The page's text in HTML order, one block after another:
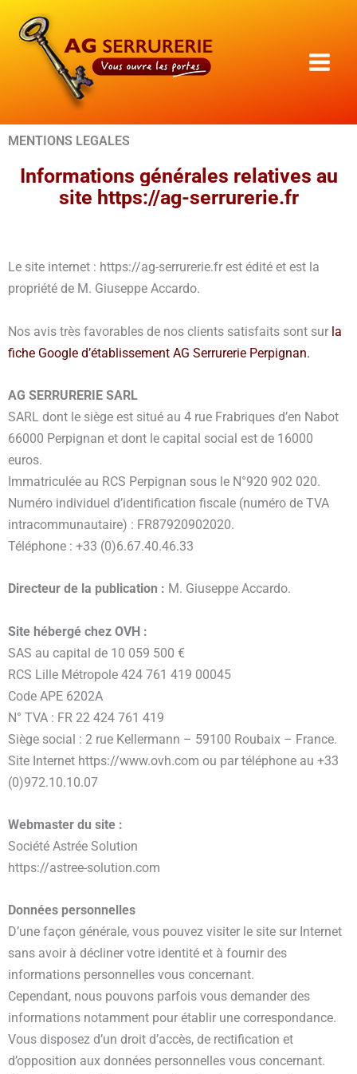
contenu
MENTIONS LEGALES
Informations générales relatives au
site https://ag-serrurerie.fr
Le site internet : https://ag-serrurerie.fr est édité et est la
propriété de M. Giuseppe Accardo.
Nos avis très favorables de nos clients satisfaits sont sur la
fiche Google d’établissement AG Serrurerie Perpignan.
AG SERRURERIE SARL
SARL dont le siège est situé au 4 rue Frabriques d’en Nabot
66000 Perpignan et dont le capital social est de 16000
euros.
Immatriculée au RCS Perpignan sous le N°920 902 020.
Numéro individuel d’identification fiscale (numéro de TVA
intracommunautaire) : FR87920902020.
Téléphone : +33 (0)6.67.40.46.33
Directeur de la publication : M. Giuseppe Accardo.
Site hébergé chez OVH :
SAS au capital de 10 059 500 €
RCS Lille Métropole 424 761 419 00045
Code APE 6202A
N° TVA : FR 22 424 761 419
Siège social : 2 rue Kellermann – 59100 Roubaix – France.
Site Internet https://www.ovh.com ou par téléphone au +33
(0)972.10.10.07
Webmaster du site :
Société Astrée Solution
https://astree-solution.com
Données personnelles
D’une façon générale, vous pouvez visiter le site sur Internet
sans avoir à décliner votre identité et à fournir des
informations personnelles vous concernant.
Cependant, nous pouvons parfois vous demander des
informations notamment pour établir une correspondance.
Vous disposez d’un droit d’accès, de rectification et
d’opposition aux données personnelles vous concernant.